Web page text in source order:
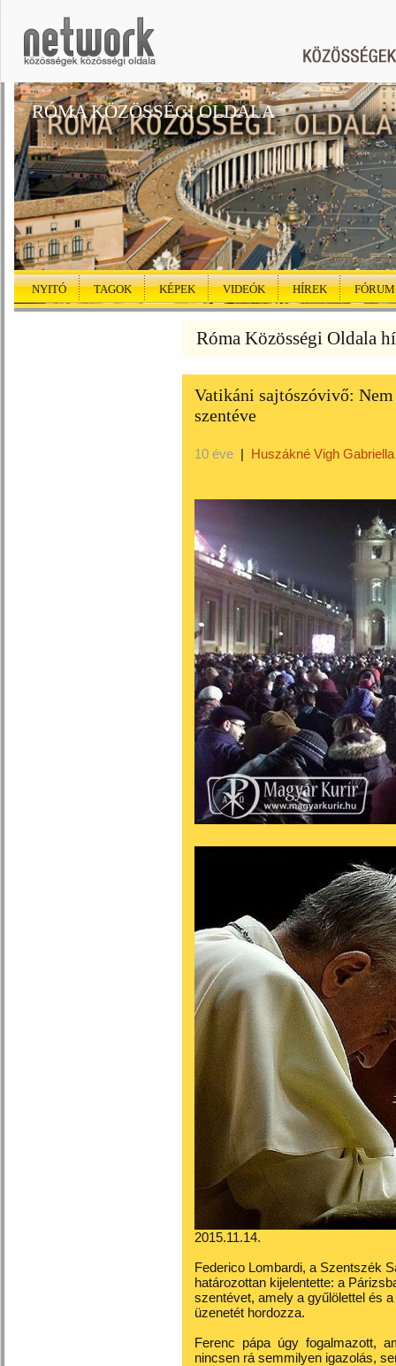
RÓMA KÖZÖSSÉGI OLDALA
NYITÓ TAGOK KÉPEK VIDEÓK HÍREK FÓRUM
Róma Közösségi Oldala
Vatikáni sajtószóvivő:
szentéve
10 éve | Huszákné Vigh Gabriella
2015.11.14.
Federico Lombardi, a Szentszék
határozottan kijelentette: a
szentévet, amely a gyűlölettel és
üzenetét hordozza.
Ferenc pápa úgy fogalmazott,
nincsen rá semmilyen igazolás,